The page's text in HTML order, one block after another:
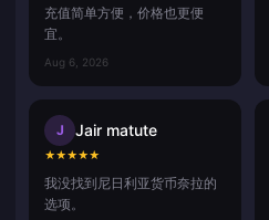
充值简单方便，价格也更便
宜。
Aug 6, 2026
J Jair matute
★★★★★
我没找到尼日利亚货币奈拉的
选项。